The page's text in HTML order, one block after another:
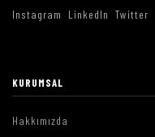
Instagram LinkedIn Twitter
KURUMSAL
Hakkımızda